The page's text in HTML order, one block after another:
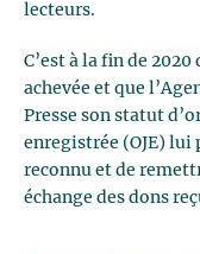
lecteurs.
C’est à la fin de
achevée et que
Presse son statut
enregistrée (OJE)
reconnu et de
échange des dons